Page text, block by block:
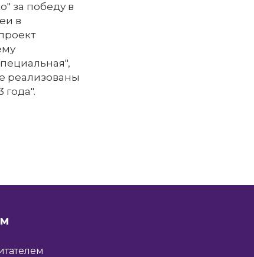
за победу в
в
реализованы